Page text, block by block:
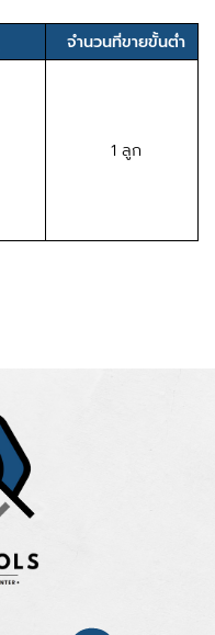
จำนวนที่ขายขั้นต่ำ
1 ลูก